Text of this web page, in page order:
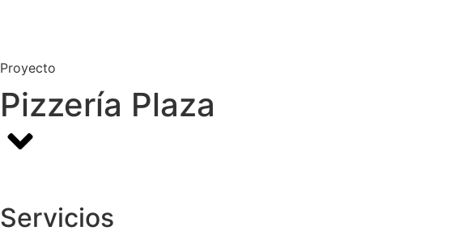
Proyecto
Pizzería Plaza
Servicios